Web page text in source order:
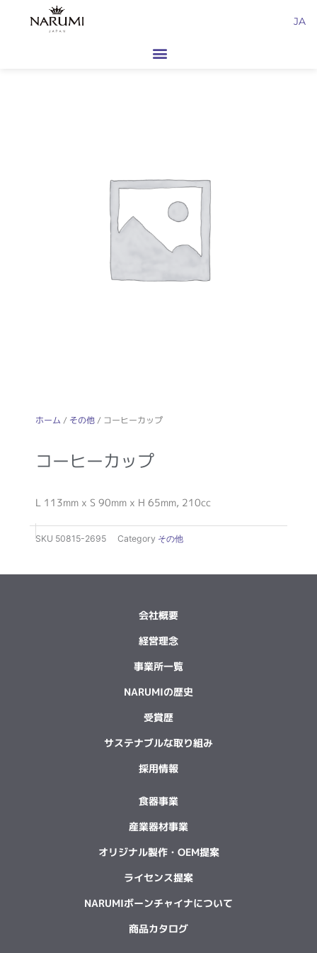
JA
ホーム / その他/ コーヒーカップ
コーヒーカップ
L 113mm x S 90mm x H 65mm, 210cc
SKU 50815-2695 Category その他
会社概要
経営理念
事業所一覧
NARUMIの歴史
受賞歴
サステナブルな取り組み
採用情報
食器事業
産業器材事業
オリジナル製作・OEM提案
ライセンス提案
NARUMIボーンチャイナについて
商品カタログ